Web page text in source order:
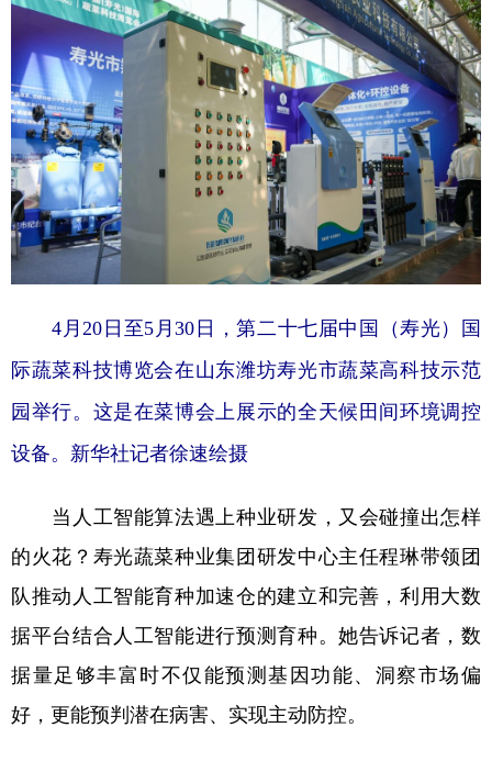
多语种频道
English Español Français عربى
Русский язык 日本語 한국어
Deutsch Português
4月20日至5月30日，第二十七届中国（寿光）国
际蔬菜科技博览会在山东潍坊寿光市蔬菜高科技示范
园举行。这是在菜博会上展示的全天候田间环境调控
设备。新华社记者徐速绘摄
当人工智能算法遇上种业研发，又会碰撞出怎样
的火花？寿光蔬菜种业集团研发中心主任程琳带领团
队推动人工智能育种加速仓的建立和完善，利用大数
据平台结合人工智能进行预测育种。她告诉记者，数
据量足够丰富时不仅能预测基因功能、洞察市场偏
好，更能预判潜在病害、实现主动防控。